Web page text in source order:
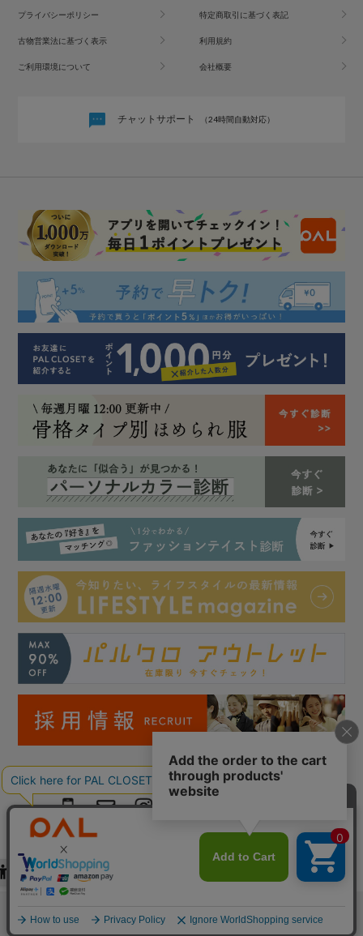
プライバシーポリシー 特定商取引に基づく表記
古物営業法に基づく表示 利用規約
ご利用環境について 会社概要
チャットサポート （24時間自動対応）